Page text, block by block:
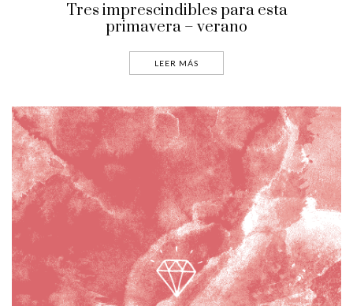
Tres imprescindibles para esta
primavera – verano
LEER MÁS